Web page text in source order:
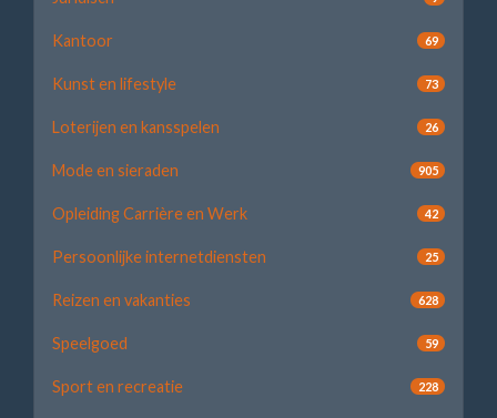
Kantoor 69
Kunst en lifestyle 73
Loterijen en kansspelen 26
Mode en sieraden 905
Opleiding Carrière en Werk 42
Persoonlijke internetdiensten 25
Reizen en vakanties 628
Speelgoed 59
Sport en recreatie 228